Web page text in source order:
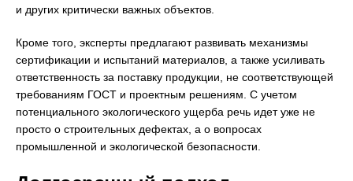
и других критически важных объектов.
Кроме того, эксперты предлагают развивать механизмы
сертификации и испытаний материалов, а также усиливать
ответственность за поставку продукции, не соответствующей
требованиям ГОСТ и проектным решениям. С учетом
потенциального экологического ущерба речь идет уже не
просто о строительных дефектах, а о вопросах
промышленной и экологической безопасности.